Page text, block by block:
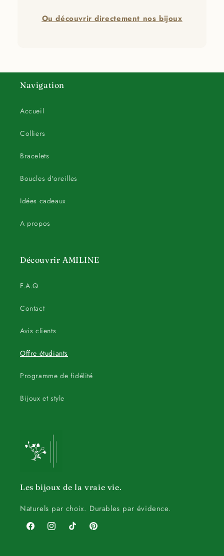
Ou découvrir directement nos bijoux
Navigation
Accueil
Colliers
Bracelets
Boucles d'oreilles
Idées cadeaux
A propos
Découvrir AMILINE
F.A.Q
Contact
Avis clients
Offre étudiants
Programme de fidélité
Bijoux et style
Les bijoux de la vraie vie.
Naturels par choix. Durables par évidence.
FacebookInstagramTikTok Pinterest